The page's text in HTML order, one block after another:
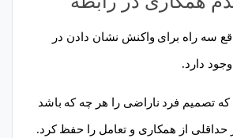
سه راه برای واکنش نشان دادن در
دارد.
که تصمیم فرد ناراضی را هر چه که باشد
حداقلی از همکاری و تعامل را حفظ کرد.